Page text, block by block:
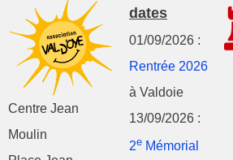
Centre Jean
Moulin
dates
01/09/2026 :
Rentrée 2026
à Valdoie
13/09/2026 :
2e Mémorial